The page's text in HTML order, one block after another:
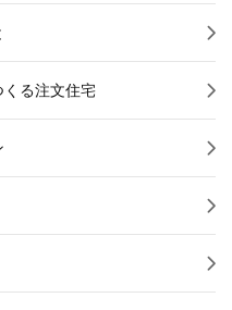
る注文住宅